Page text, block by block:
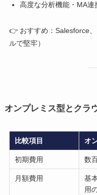
高度な分析機能・MA連
👉 おすすめ：Salesforce
ルで堅牢）
オンプレミス型とクラ
比較項目 オ
初期費用 数
月額費用
基
用